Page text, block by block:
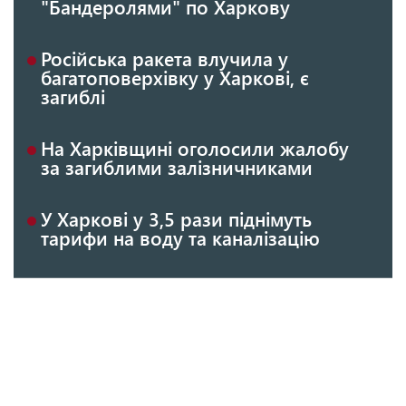
"Бандеролями" по Харкову
Російська ракета влучила у
багатоповерхівку у Харкові, є
загиблі
На Харківщині оголосили жалобу
за загиблими залізничниками
У Харкові у 3,5 рази піднімуть
тарифи на воду та каналізацію